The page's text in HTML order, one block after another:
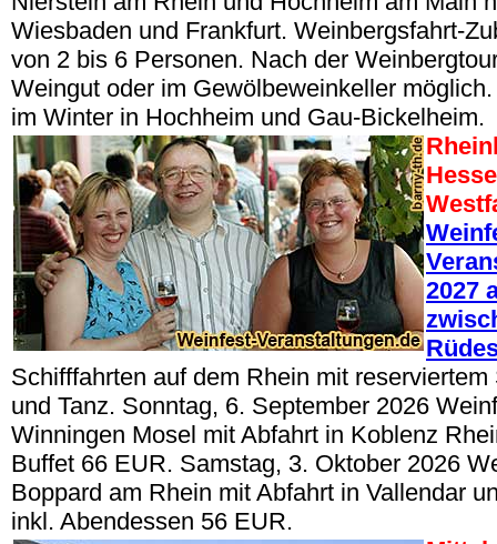
Wiesbaden und Frankfurt. Weinbergsfahrt-
von 2 bis 6 Personen. Nach der
Weingut oder im Gewölbeweinkeller
im Winter in Hochheim und Gau-Bickelheim.
2027
Schifffahrten auf dem Rhein mit
und Tanz. Sonntag, 6. September 2026
Winningen Mosel mit Abfahrt in Koblenz
Buffet 66 EUR. Samstag, 3. Oktober 2026
Boppard am Rhein mit Abfahrt in Vallendar
inkl. Abendessen 56 EUR.